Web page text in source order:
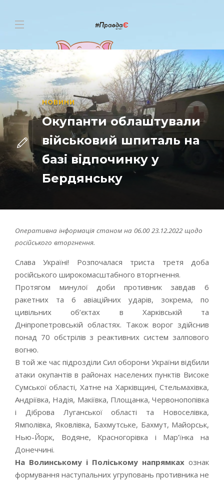
НОВИНИ
Окупанти облаштували
військовий шпиталь на
базі відпочинку у
Бердянську
Оперативна інформація станом на 06.00 23.12.2022 щодо
російського вторгнення.
Слава Україні! Розпочалася триста третя доба
російського широкомасштабного вторгнення.
Протягом минулої доби противник завдав 6
ракетних та 6 авіаційних ударів, зокрема, по
цивільних об’єктах в Харківській та
Дніпропетровській областях. Також ворог здійснив
понад 70 обстрілів з реактивних систем залпового
вогню.
В той же час підрозділи Сил оборони України відбили
атаки окупантів в районах населених пунктів Високе
Сумської області, Хатне на Харківщині, Стельмахівка,
Андріївка, Надія, Макіївка, Площанка, Червонопопівка
і Діброва Луганської області та Новоселівка,
Ямполівка, Яковлівка, Бахмутське, Бахмут, Майорськ,
Нью-Йорк, Водяне, Красногорівка і Мар’їнка на
Донеччині.
На Волинському і Поліському напрямках ознак
формування наступальних угруповань противника не